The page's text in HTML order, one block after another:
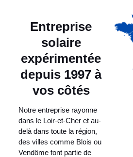
Entreprise
solaire
expérimentée
depuis 1997 à
vos côtés
Notre entreprise rayonne
dans le Loir-et-Cher et au-
delà dans toute la région,
des villes comme Blois ou
Vendôme font partie de